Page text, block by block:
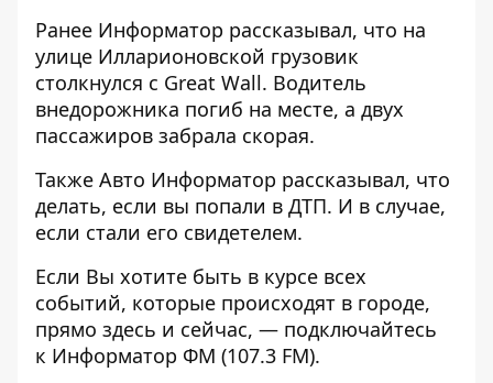
Ранее Информатор рассказывал, что на
улице Илларионовской грузовик
столкнулся с Great Wall. Водитель
внедорожника погиб на месте, а двух
пассажиров забрала скорая.
Также Авто Информатор рассказывал, что
делать, если вы попали в ДТП. И в случае,
если стали его свидетелем.
Если Вы хотите быть в курсе всех
событий, которые происходят в городе,
прямо здесь и сейчас, — подключайтесь
к Информатор ФМ (107.3 FM).